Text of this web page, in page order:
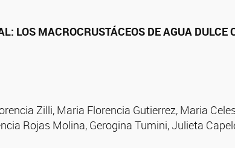
LOS MACROCRUSTÁCEOS DE AGUA DULCE
Zilli, Maria Florencia Gutierrez, Maria
Rojas Molina, Gerogina Tumini, Julieta